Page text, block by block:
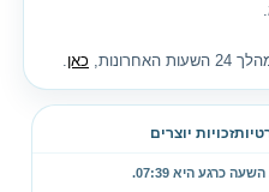
כאן.
זכויות יוצרים
07:39
.